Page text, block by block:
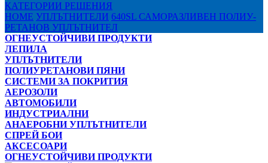
КАТЕГОРИИ РЕШЕНИЯ
HOME УПЛЪТНИТЕЛИ 640SL САМОРАЗЛИВЕН ПОЛИУ-
РЕТАНОВ УПЛЪТНИТЕЛ
ОГНЕУСТОЙЧИВИ ПРОДУКТИ
ЛЕПИЛА
УПЛЪТНИТЕЛИ
ПОЛИУРЕТАНОВИ ПЯНИ
СИСТЕМИ ЗА ПОКРИТИЯ
АЕРОЗОЛИ
АВТОМОБИЛИ
ИНДУСТРИАЛНИ
АНАЕРОБНИ УПЛЪТНИТЕЛИ
СПРЕЙ БОИ
АКСЕСОАРИ
ОГНЕУСТОЙЧИВИ ПРОДУКТИ